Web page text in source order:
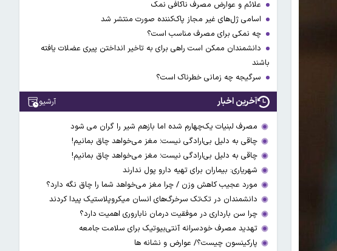
علائم و عوارض مصرف ناکافی نمک
اسامی ژل‌های غیر مجاز پاک‌کننده صورت منتشر شد
چه نمکی برای مصرف مناسب است؟
دانشمندان ممکن است راهی برای به تاخیر انداختن پیری عضلات یافته
باشند
سرگیجه چه زمانی خطرناک است؟
آخرین اخبار آرشیو
مصرف لبنیات یک‌چهارم شده اما بازهم شیر را گران می‌ شود
چاقی به دلیل بی‌ارادگی نیست؛ مغز می‌خواهد چاق بمانیم!
چاقی به دلیل بی‌ارادگی نیست؛ مغز می‌خواهد چاق بمانیم!
شهریاری: بیماران برای تهیه دارو پول ندارند
مورد عجیب کاهش وزن / چرا مغز می‌خواهد شما را چاق نگه دارد؟
دانشمندان در تک‌تک سرخرگ‌های انسان میکروپلاستیک پیدا کردند
چرا سن بارداری در موفقیت درمان ناباروری اهمیت دارد؟
تهدید مصرف خودسرانه آنتی‌بیوتیک‌‌ برای سلامت جامعه
پارکینسون چیست؟/ عوارض و نشانه ها